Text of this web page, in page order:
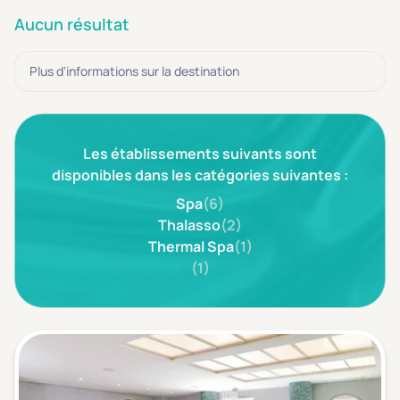
Note de nos clients
(0)
Très bien: 3.5+
(0)
Montagne
(0)
Campagne
(0)
Aucun résultat
Plus d'informations sur la destination
Les établissements suivants sont
disponibles dans les catégories suivantes :
Spa(6)
Thalasso(2)
Thermal Spa(1)
(1)